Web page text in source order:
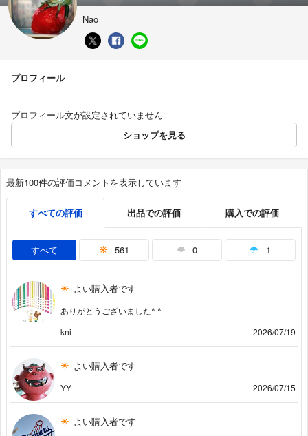
Nao
プロフィール
プロフィール文が設定されていません
ショップを見る
最新100件の評価コメントを表示しています
すべての評価 出品での評価 購入での評価
すべて 561 0 1
よい購入者です
ありがとうございました^ ^
kni
2026/07/19
よい購入者です
YY 2026/07/15
よい購入者です